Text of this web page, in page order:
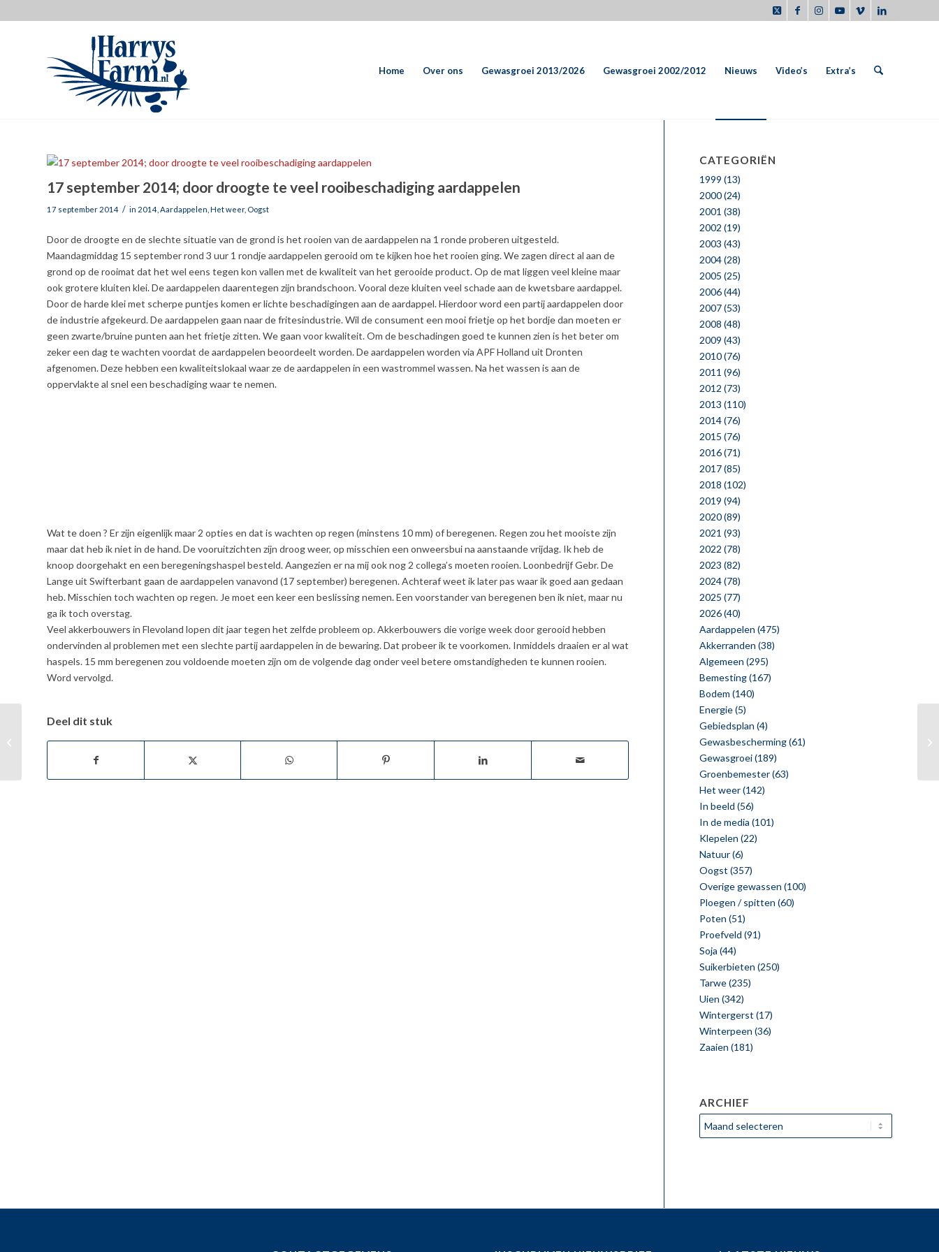
Home Over ons Gewasgroei 2013/2026 Gewasgroei 2002/2012 Nieuws Video’s Extra’s
17 september 2014; door droogte te veel rooibeschadiging aardappelen
17 september 2014 / in 2014 Aardappelen Het weer, Oogst
Door de droogte en de slechte situatie van de grond is het rooien van de aardappelen na 1 ronde proberen uitgesteld.
Maandagmiddag 15 september rond 3 uur 1 rondje aardappelen gerooid om te kijken hoe het rooien ging. We zagen direct al aan de
grond op de rooimat dat het wel eens tegen kon vallen met de kwaliteit van het gerooide product. Op de mat liggen veel kleine maar
ook grotere kluiten klei. De aardappelen daarentegen zijn brandschoon. Vooral deze kluiten veel schade aan de kwetsbare aardappel.
Door de harde klei met scherpe puntjes komen er lichte beschadigingen aan de aardappel. Hierdoor word een partij aardappelen door
de industrie afgekeurd. De aardappelen gaan naar de fritesindustrie. Wil de consument een mooi frietje op het bordje dan moeten er
geen zwarte/bruine punten aan het frietje zitten. We gaan voor kwaliteit. Om de beschadingen goed te kunnen zien is het beter om
zeker een dag te wachten voordat de aardappelen beoordeelt worden. De aardappelen worden via APF Holland uit Dronten
afgenomen. Deze hebben een kwaliteitslokaal waar ze de aardappelen in een wastrommel wassen. Na het wassen is aan de
oppervlakte al snel een beschadiging waar te nemen.
Wat te doen ? Er zijn eigenlijk maar 2 opties en dat is wachten op regen (minstens 10 mm) of beregenen. Regen zou het mooiste zijn
maar dat heb ik niet in de hand. De vooruitzichten zijn droog weer, op misschien een onweersbui na aanstaande vrijdag. Ik heb de
knoop doorgehakt en een beregeningshaspel besteld. Aangezien er na mij ook nog 2 collega’s moeten rooien. Loonbedrijf Gebr. De
Lange uit Swifterbant gaan de aardappelen vanavond (17 september) beregenen. Achteraf weet ik later pas waar ik goed aan gedaan
heb. Misschien toch wachten op regen. Je moet een keer een beslissing nemen. Een voorstander van beregenen ben ik niet, maar nu
ga ik toch overstag.
Veel akkerbouwers in Flevoland lopen dit jaar tegen het zelfde probleem op. Akkerbouwers die vorige week door gerooid hebben
ondervinden al problemen met een slechte partij aardappelen in de bewaring. Dat probeer ik te voorkomen. Inmiddels draaien er al wat
haspels. 15 mm beregenen zou voldoende moeten zijn om de volgende dag onder veel betere omstandigheden te kunnen rooien.
Word vervolgd.
Deel dit stuk
CATEGORIËN
1999 (13)
2000(24)
2001 (38)
2002 (19)
2003 (43)
2004(28)
2005 (25)
2006(44)
2007(53)
2008 (48)
2009 (43)
2010(76)
2011 (96)
2012 (73)
2013 (110)
2014(76)
2015 (76)
2016(71)
2017(85)
2018 (102)
2019 (94)
2020(89)
2021 (93)
2022 (78)
2023 (82)
2024(78)
2025 (77)
2026(40)
Aardappelen (475)
Akkerranden (38)
Algemeen (295)
Bemesting(167)
Bodem (140)
Energie(5)
Gebiedsplan (4)
Gewasbescherming(61)
Gewasgroei(189)
Groenbemester(63)
Het weer(142)
In beeld (56)
In de media (101)
Klepelen (22)
Natuur(6)
Oogst (357)
Overige gewassen (100)
Ploegen / spitten (60)
Poten (51)
Proefveld (91)
Soja (44)
Suikerbieten (250)
Tarwe(235)
Uien (342)
Wintergerst (17)
Winterpeen (36)
Zaaien (181)
ARCHIEF